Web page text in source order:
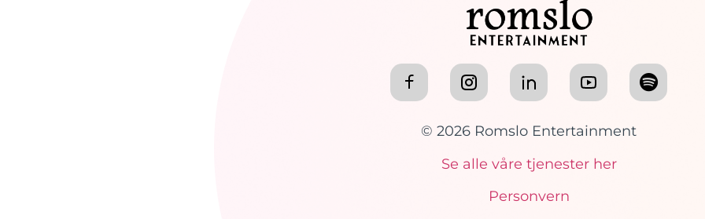
© 2026 Romslo Entertainment
Se alle våre tjenester her
Personvern